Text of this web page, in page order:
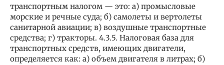
транспортным налогом — это: а) промысловые
морские и речные суда; б) самолеты и вертолеты
санитарной авиации; в) воздушные транспортные
средства; г) тракторы. 4.3.5. Налоговая база для
транспортных средств, имеющих двигатели,
определяется как: а) объем двигателя в литрах; б)